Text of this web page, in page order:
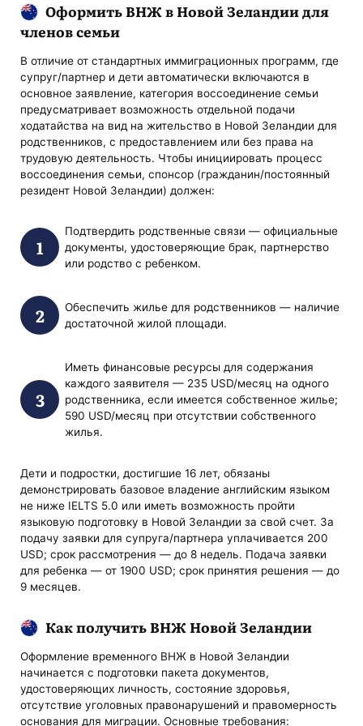
Оформить ВНЖ в Новой Зеландии для
членов семьи
В отличие от стандартных иммиграционных программ, где
супруг/партнер и дети автоматически включаются в
основное заявление, категория воссоединение семьи
предусматривает возможность отдельной подачи
ходатайства на вид на жительство в Новой Зеландии для
родственников, с предоставлением или без права на
трудовую деятельность. Чтобы инициировать процесс
воссоединения семьи, спонсор (гражданин/постоянный
резидент Новой Зеландии) должен:
Подтвердить родственные связи — официальные
документы, удостоверяющие брак, партнерство
или родство с ребенком.
Обеспечить жилье для родственников — наличие
достаточной жилой площади.
Иметь финансовые ресурсы для содержания
каждого заявителя — 235 USD/месяц на одного
родственника, если имеется собственное жилье;
590 USD/месяц при отсутствии собственного
жилья.
Дети и подростки, достигшие 16 лет, обязаны
демонстрировать базовое владение английским языком
не ниже IELTS 5.0 или иметь возможность пройти
языковую подготовку в Новой Зеландии за свой счет. За
подачу заявки для супруга/партнера уплачивается 200
USD; срок рассмотрения — до 8 недель. Подача заявки
для ребенка — от 1900 USD; срок принятия решения — до
9 месяцев.
Как получить ВНЖ Новой Зеландии
Оформление временного ВНЖ в Новой Зеландии
начинается с подготовки пакета документов,
удостоверяющих личность, состояние здоровья,
отсутствие уголовных правонарушений и правомерность
основания для миграции. Основные требования: